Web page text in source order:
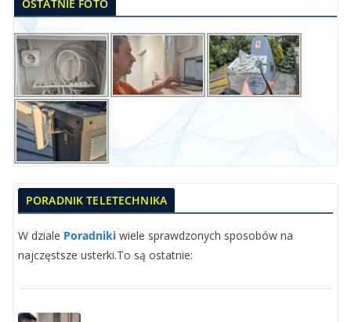
OSTATNIE FOTO
PORADNIK TELETECHNIKA
W dziale Poradniki wiele sprawdzonych sposobów na
najczęstsze usterki.To są ostatnie: